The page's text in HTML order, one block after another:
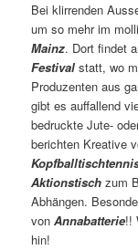
Bei klirrenden
um so mehr im
Mainz. Dort findet
Festivalstatt, wo
Produzenten aus
gibt es auffallend
bedruckte Jute-
berichten Kreative
Aktionstisch zum
Abhängen.
vonAnnabatterie!!
hin!